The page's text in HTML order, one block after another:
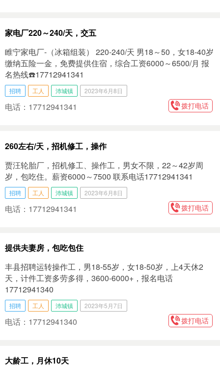
家电厂220～240/天，交五
睢宁家电厂-（冰箱组装） 220-240/天 男18～50，女18-40岁
缴纳五险一金，免费提供住宿，综合工资6000～6500/月 报
名热线☎️17712941341
招聘 工人 沛城镇 2023年6月8日
电话：17712941341 拨打电话
260左右/天，招机修工，操作
贾汪轮胎厂，招机修工、操作工，男女不限，22～42岁周
岁，包吃住。薪资6000～7500 联系电话17712941341
招聘 工人 沛城镇 2023年6月8日
电话：17712941341 拨打电话
提供夫妻房，包吃包住
丰县招聘运转操作工，男18-55岁，女18-50岁，上4天休2
天，计件工资多劳多得，3600-6000+，报名电话
17712941340
招聘 工人 沛城镇 2023年5月7日
电话：17712941340 拨打电话
大龄工，月休10天